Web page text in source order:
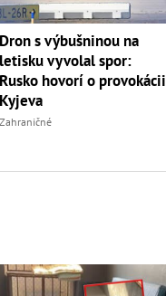
Dron s výbušninou na
letisku vyvolal spor:
Rusko hovorí o provokácii
Kyjeva
Zahraničné